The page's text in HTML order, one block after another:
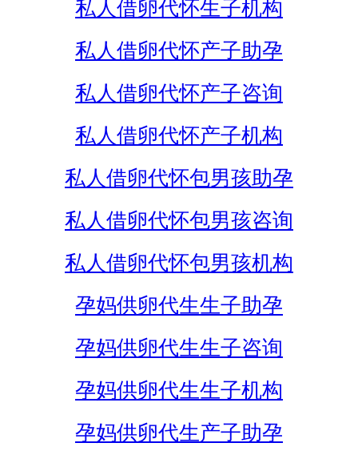
私人借卵代怀生子机构
私人借卵代怀产子助孕
私人借卵代怀产子咨询
私人借卵代怀产子机构
私人借卵代怀包男孩助孕
私人借卵代怀包男孩咨询
私人借卵代怀包男孩机构
孕妈供卵代生生子助孕
孕妈供卵代生生子咨询
孕妈供卵代生生子机构
孕妈供卵代生产子助孕